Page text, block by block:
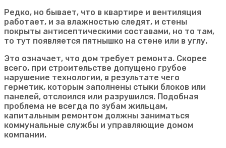
Редко, но бывает, что в квартире и вентиляция
работает, и за влажностью следят, и стены
покрыты антисептическими составами, но то там,
то тут появляется пятнышко на стене или в углу.
Это означает, что дом требует ремонта. Скорее
всего, при строительстве допущено грубое
нарушение технологии, в результате чего
герметик, которым заполнены стыки блоков или
панелей, отслоился или разрушился. Подобная
проблема не всегда по зубам жильцам,
капитальным ремонтом должны заниматься
коммунальные службы и управляющие домом
компании.